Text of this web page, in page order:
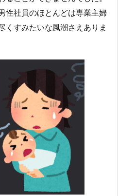
性社員のほとんどは専業主婦
くすみたいな風潮さえありま